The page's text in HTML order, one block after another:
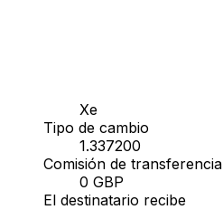
Xe
Tipo de cambio
1.337200
Comisión de transferencia
0 GBP
El destinatario recibe